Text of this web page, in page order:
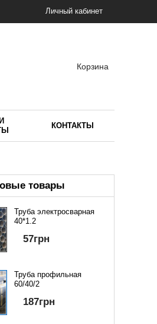
Личный кабинет
Корзина
КОНТАКТЫ
товары
Труба электросварная
40*1.2
57грн
Труба профильная
60/40/2
187грн